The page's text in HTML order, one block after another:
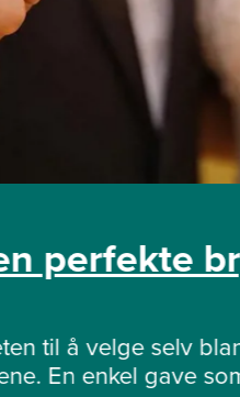
perfekte
til å velge selv
En enkel gave